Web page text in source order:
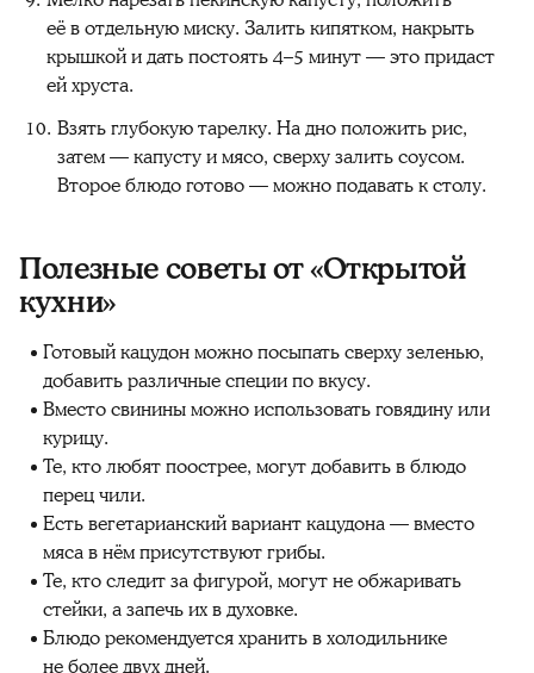
её в отдельную миску. Залить кипятком, накрыть
крышкой и дать постоять 4–5 минут — это придаст
ей хруста.
Взять глубокую тарелку. На дно положить рис,
затем — капусту и мясо, сверху залить соусом.
Второе блюдо готово — можно подавать к столу.
Полезные советы от «Открытой
кухни»
Готовый кацудон можно посыпать сверху зеленью,
добавить различные специи по вкусу.
Вместо свинины можно использовать говядину или
курицу.
Те, кто любят поострее, могут добавить в блюдо
перец чили.
Есть вегетарианский вариант кацудона — вместо
мяса в нём присутствуют грибы.
Те, кто следит за фигурой, могут не обжаривать
стейки, а запечь их в духовке.
Блюдо рекомендуется хранить в холодильнике